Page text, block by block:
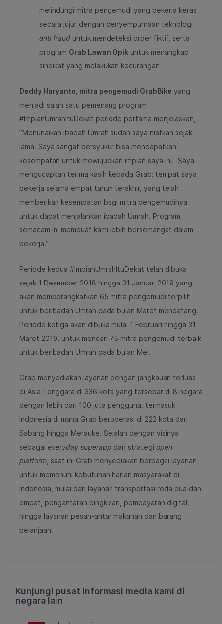
melindungi mitra pengemudi yang bekerja keras
secara jujur dengan penyempurnaan teknologi
anti fraud untuk mendeteksi order fiktif, serta
program Grab Lawan Opik untuk menangkap
sindikat yang melakukan kecurangan
Deddy Haryanto, mitra pengemudi GrabBike yang
menjadi salah satu pemenang program
#ImpianUmrahItuDekat periode pertama menjelaskan,
”Menunaikan ibadah Umrah sudah saya niatkan sejak
lama. Saya sangat bersyukur bisa mendapatkan
kesempatan untuk mewujudkan impian saya ini. Saya
mengucapkan terima kasih kepada Grab; tempat saya
bekerja selama empat tahun terakhir, yang telah
memberikan kesempatan bagi mitra pengemudinya
untuk dapat menjalankan ibadah Umrah. Program
semacam ini membuat kami lebih bersemangat dalam
bekerja.”
Periode kedua #ImpianUmrahItuDekat telah dibuka
sejak 1 Desember 2018 hingga 31 Januari 2019 yang
akan memberangkatkan 65 mitra pengemudi terpilih
untuk beribadah Umrah pada bulan Maret mendatang.
Periode ketiga akan dibuka mulai 1 Februari hingga 31
Maret 2019, untuk mencari 75 mitra pengemudi terbaik
untuk beribadah Umrah pada bulan Mei.
Grab menyediakan layanan dengan jangkauan terluas
di Asia Tenggara di 336 kota yang tersebar di 8 negara
dengan lebih dari 100 juta pengguna, termasuk
Indonesia di mana Grab beroperasi di 222 kota dari
Sabang hingga Merauke. Sejalan dengan visinya
sebagai everyday superapp dan strategi open
platform, saat ini Grab menyediakan berbagai layanan
untuk memenuhi kebutuhan harian masyarakat di
Indonesia, mulai dari layanan transportasi roda dua dan
empat, pengantaran bingkisan, pembayaran digital,
hingga layanan pesan-antar makanan dan barang
belanjaan.
Kunjungi pusat informasi media kami di
negara lain